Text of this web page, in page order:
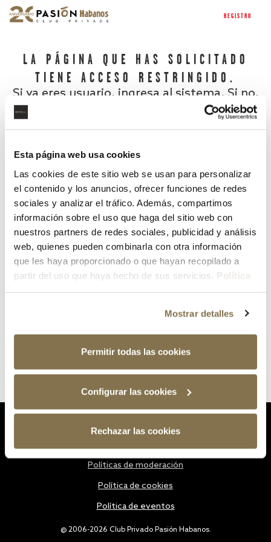
Esta página web usa cookies
Las cookies de este sitio web se usan para personalizar
el contenido y los anuncios, ofrecer funciones de redes
sociales y analizar el tráfico. Además, compartimos
información sobre el uso que haga del sitio web con
nuestros partners de redes sociales, publicidad y análisis
web, quienes pueden combinarla con otra información
que les haya proporcionado o que hayan recopilado a
partir del uso que haya hecho de sus servicios. Política
Mostrar detalles
Permitir todas las cookies
Configurar las cookies
Rechazar las cookies
REGISTRO
LA PÁGINA QUE HAS SOLICITADO
TIENE ACCESO RESTRINGIDO.
Si ya eres usuario, ingresa al sistema. Si no,
¿Has olvidado tu contraseña?
@ 2006-2026 Club Privado Pasión Habanos.
Políticas de moderación
Política de cookies
Política de eventos